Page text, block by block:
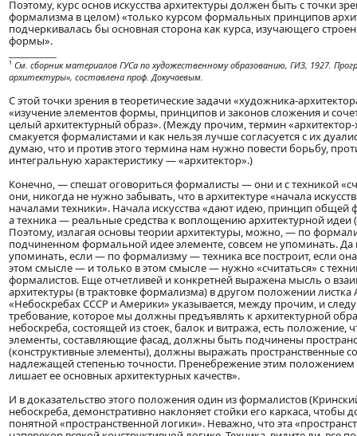
Поэтому, курс основ искусства архитектуры должен быть с точки
формализма в целом) «только курсом формальных принципов
подчеркивалась бы основная сторона как курса, изучающего
формы».
¹ См. сборник материалов ГУСа по художественному образованию, ГИЗ, 1927.
архитектуры», составлена проф. Докучаевым.
С этой точки зрения в теоретические задачи «художника-
«изучение элементов формы, принципов и законов сложения и
целый архитектурный образ». (Между прочим, термин
смакуется формалистами и как нельзя лучше согласуется с их
думаю, что и против этого термина нам нужно повести борьбу,
интегральную характеристику — «архитектор».)
Конечно, — спешат оговориться формалисты — они и с техникой
они, никогда не нужно забывать, что в архитектуре «начала
началами техники». Начала искусства «дают идею, принцип общей
а техника — реальные средства к воплощению архитектурной идеи
Поэтому, излагая основы теории архитектуры, можно, — по
подчиненном формальной идее элементе, совсем не упоминать. Да
упоминать, если — по формализму — техника все построит, если
этом смысле — и только в этом смысле — нужно «считаться» с
формалистов. Еще отчетливей и конкретней выражена мысль о
архитектуры (в трактовке формализма) в другом положении листка
«Небоскребах СССР и Америки» указывается, между прочим, и
требование, которое мы должны предъявлять к архитектурной
небоскреба, состоящей из стоек, балок и витража, есть положение,
элементы, составляющие фасад, должны быть подчинены
(конструктивные элементы), должны выражать пространственные
надлежащей степенью точности. Пренебрежение этим положением
лишает ее основных архитектурных качеств».
И в доказательство этого положения один из формалистов
небоскреба, демонстративно наклоняет стойки его каркаса, чтобы
понятной «пространственной логики». Неважно, что эта